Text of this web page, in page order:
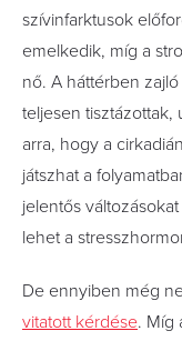
szívinfarktusok
emelkedik, míg a
nő. A háttérben
teljesen
arra, hogy a
játszhat a
jelentős
lehet a
De ennyiben még
vitatott kérdése. Míg